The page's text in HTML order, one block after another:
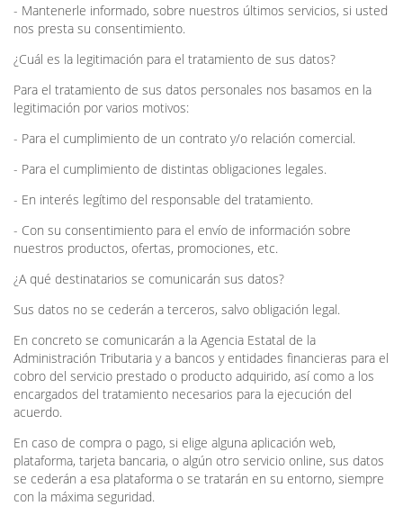
- Mantenerle informado, sobre nuestros últimos servicios, si usted
nos presta su consentimiento.
¿Cuál es la legitimación para el tratamiento de sus datos?
Para el tratamiento de sus datos personales nos basamos en la
legitimación por varios motivos:
- Para el cumplimiento de un contrato y/o relación comercial.
- Para el cumplimiento de distintas obligaciones legales.
- En interés legítimo del responsable del tratamiento.
- Con su consentimiento para el envío de información sobre
nuestros productos, ofertas, promociones, etc.
¿A qué destinatarios se comunicarán sus datos?
Sus datos no se cederán a terceros, salvo obligación legal.
En concreto se comunicarán a la Agencia Estatal de la
Administración Tributaria y a bancos y entidades financieras para el
cobro del servicio prestado o producto adquirido, así como a los
encargados del tratamiento necesarios para la ejecución del
acuerdo.
En caso de compra o pago, si elige alguna aplicación web,
plataforma, tarjeta bancaria, o algún otro servicio online, sus datos
se cederán a esa plataforma o se tratarán en su entorno, siempre
con la máxima seguridad.